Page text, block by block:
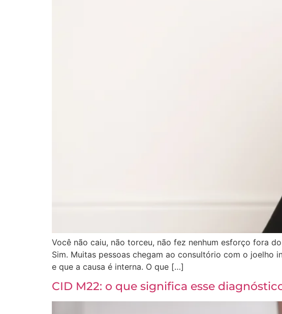
Você não caiu, não torceu, não fez nenhum esforço fora
Sim. Muitas pessoas chegam ao consultório com o joelho
e que a causa é interna. O que […]
CID M22: o que significa esse